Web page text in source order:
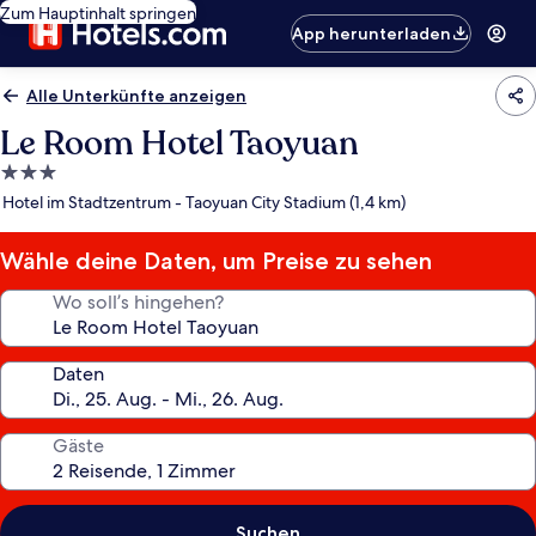
Zum Hauptinhalt springen
App herunterladen
Alle Unterkünfte anzeigen
Le Room Hotel Taoyuan
3.0-
Sterne-
Hotel im Stadtzentrum - Taoyuan City Stadium (1,4 km)
Wähle deine Daten, um Preise zu sehen
Wo soll’s hingehen?
Daten
Gäste